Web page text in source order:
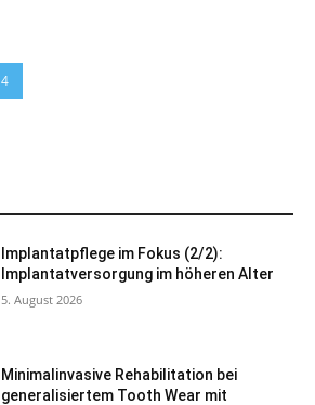
4
Implantatpflege im Fokus (2/2):
Implantatversorgung im höheren Alter
5. August 2026
Minimalinvasive Rehabilitation bei
generalisiertem Tooth Wear mit